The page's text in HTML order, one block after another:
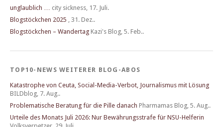
unglaublich …
city sickness 17. Juli.
Blogstöckchen 2025
31. Dez..
Blogstöckchen – Wandertag Kazi's Blog 5. Feb..
TOP10-NEWS WEITERER BLOG-ABOS
Katastrophe von Ceuta, Social-Media-Verbot, Journalismus mit Lösung
BILDblog 7. Aug..
Problematische Beratung für die Pille danach Pharmamas Blog 5. Aug..
Urteile des Monats Juli 2026: Nur Bewährungsstrafe für NSU-Helferin